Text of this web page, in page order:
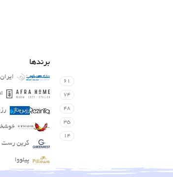
61
74
48
35
14
برندها
گرین رست
پیلووا